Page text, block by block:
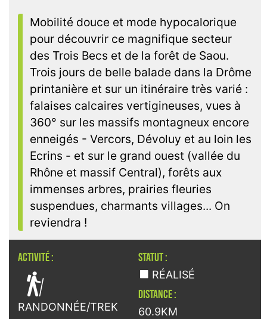
Mobilité douce et mode hypocalorique
pour découvrir ce magnifique secteur
des Trois Becs et de la forêt de Saou.
Trois jours de belle balade dans la Drôme
printanière et sur un itinéraire très varié :
falaises calcaires vertigineuses, vues à
360° sur les massifs montagneux encore
enneigés - Vercors, Dévoluy et au loin les
Ecrins - et sur le grand ouest (vallée du
Rhône et massif Central), forêts aux
immenses arbres, prairies fleuries
suspendues, charmants villages... On
reviendra !
ACTIVITÉ :

RANDONNÉE/TREK
STATUT :
RÉALISÉ
DISTANCE :
60.9KM